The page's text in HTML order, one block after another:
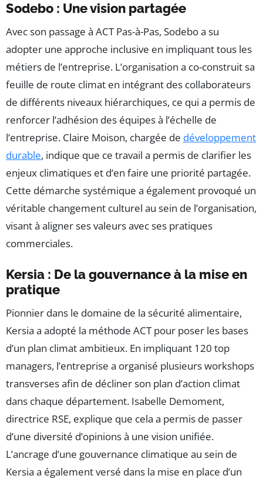
Sodebo : Une vision partagée
Avec son passage à ACT Pas-à-Pas, Sodebo a su
adopter une approche inclusive en impliquant tous les
métiers de l’entreprise. L’organisation a co-construit sa
feuille de route climat en intégrant des collaborateurs
de différents niveaux hiérarchiques, ce qui a permis de
renforcer l’adhésion des équipes à l’échelle de
l’entreprise. Claire Moison, chargée de développement
durable, indique que ce travail a permis de clarifier les
enjeux climatiques et d’en faire une priorité partagée.
Cette démarche systémique a également provoqué un
véritable changement culturel au sein de l’organisation,
visant à aligner ses valeurs avec ses pratiques
commerciales.
Kersia : De la gouvernance à la mise en
pratique
Pionnier dans le domaine de la sécurité alimentaire,
Kersia a adopté la méthode ACT pour poser les bases
d’un plan climat ambitieux. En impliquant 120 top
managers, l’entreprise a organisé plusieurs workshops
transverses afin de décliner son plan d’action climat
dans chaque département. Isabelle Demoment,
directrice RSE, explique que cela a permis de passer
d’une diversité d’opinions à une vision unifiée.
L’ancrage d’une gouvernance climatique au sein de
Kersia a également versé dans la mise en place d’un